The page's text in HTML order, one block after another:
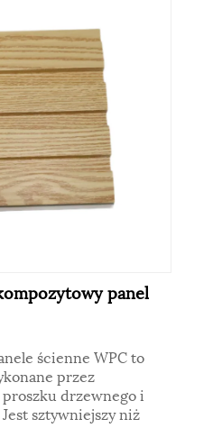
panel
ścienne WPC to
przez
drzewnego i
sztywniejszy niż